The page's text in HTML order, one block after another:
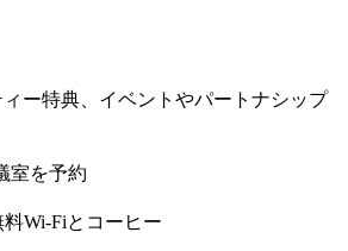
ー特典、イベントやパートナシップ
室を予約
Wi-Fiとコーヒー